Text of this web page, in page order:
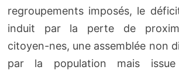
regroupements imposés, le
induit par la perte de
citoyen-nes, une assemblée non
par la population mais